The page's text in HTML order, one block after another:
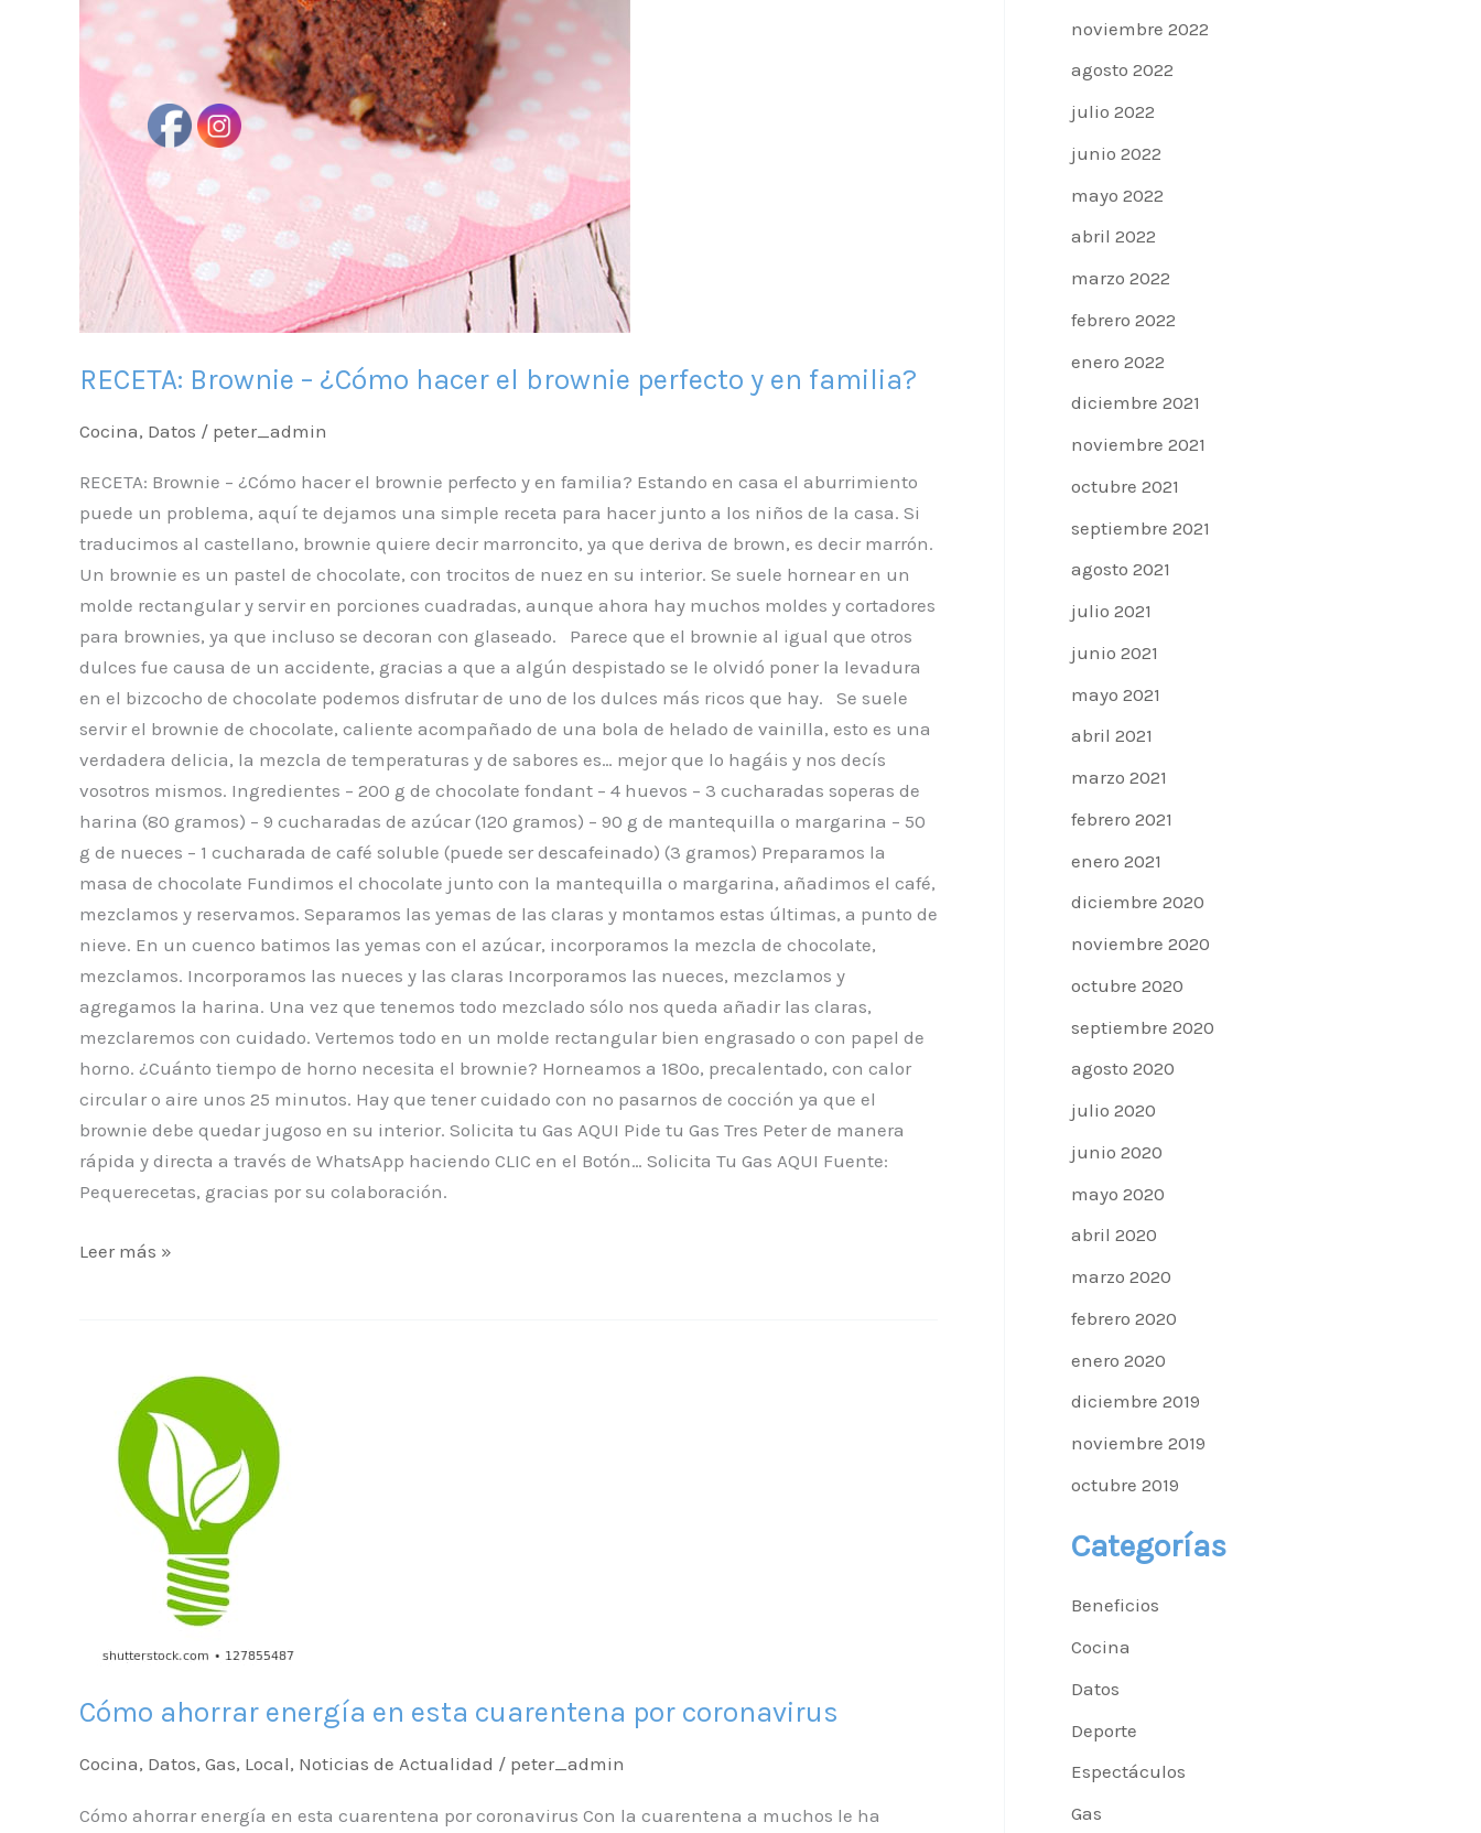
RECETA: Brownie – ¿Cómo hacer el brownie perfecto y en familia?
Cocina, Datos / peter_admin
RECETA: Brownie – ¿Cómo hacer el brownie perfecto y en familia? Estando en casa el aburrimiento
puede un problema, aquí te dejamos una simple receta para hacer junto a los niños de la casa. Si
traducimos al castellano, brownie quiere decir marroncito, ya que deriva de brown, es decir marrón.
Un brownie es un pastel de chocolate, con trocitos de nuez en su interior. Se suele hornear en un
molde rectangular y servir en porciones cuadradas, aunque ahora hay muchos moldes y cortadores
para brownies, ya que incluso se decoran con glaseado. Parece que el brownie al igual que otros
dulces fue causa de un accidente, gracias a que a algún despistado se le olvidó poner la levadura
en el bizcocho de chocolate podemos disfrutar de uno de los dulces más ricos que hay. Se suele
servir el brownie de chocolate, caliente acompañado de una bola de helado de vainilla, esto es una
verdadera delicia, la mezcla de temperaturas y de sabores es… mejor que lo hagáis y nos decís
vosotros mismos. Ingredientes – 200 g de chocolate fondant – 4 huevos – 3 cucharadas soperas de
harina (80 gramos) – 9 cucharadas de azúcar (120 gramos) – 90 g de mantequilla o margarina – 50
g de nueces – 1 cucharada de café soluble (puede ser descafeinado) (3 gramos) Preparamos la
masa de chocolate Fundimos el chocolate junto con la mantequilla o margarina, añadimos el café,
mezclamos y reservamos. Separamos las yemas de las claras y montamos estas últimas, a punto de
nieve. En un cuenco batimos las yemas con el azúcar, incorporamos la mezcla de chocolate,
mezclamos. Incorporamos las nueces y las claras Incorporamos las nueces, mezclamos y
agregamos la harina. Una vez que tenemos todo mezclado sólo nos queda añadir las claras,
mezclaremos con cuidado. Vertemos todo en un molde rectangular bien engrasado o con papel de
horno. ¿Cuánto tiempo de horno necesita el brownie? Horneamos a 180º, precalentado, con calor
circular o aire unos 25 minutos. Hay que tener cuidado con no pasarnos de cocción ya que el
brownie debe quedar jugoso en su interior. Solicita tu Gas AQUI Pide tu Gas Tres Peter de manera
rápida y directa a través de WhatsApp haciendo CLIC en el Botón… Solicita Tu Gas AQUI Fuente:
Pequerecetas, gracias por su colaboración.
Leer más »
Cómo ahorrar energía en esta cuarentena por coronavirus
Cocina, Datos, Gas, Local, Noticias de Actualidad / peter_admin
Cómo ahorrar energía en esta cuarentena por coronavirus Con la cuarentena a muchos le ha
ahorrar
energía
cuarentena
coronavirus
noviembre 2022
agosto 2022
julio 2022
junio 2022
mayo 2022
abril 2022
marzo 2022
febrero 2022
enero 2022
diciembre 2021
noviembre 2021
octubre 2021
septiembre 2021
agosto 2021
julio 2021
junio 2021
mayo 2021
abril 2021
marzo 2021
febrero 2021
enero 2021
diciembre 2020
noviembre 2020
octubre 2020
septiembre 2020
agosto 2020
julio 2020
junio 2020
mayo 2020
abril 2020
marzo 2020
febrero 2020
enero 2020
diciembre 2019
noviembre 2019
octubre 2019
Categorías
Beneficios
Cocina
Datos
Deporte
Espectáculos
Gas